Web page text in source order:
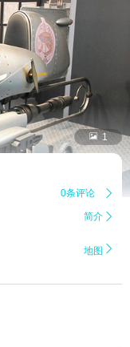
 1
0条评论 
简介 
地图 